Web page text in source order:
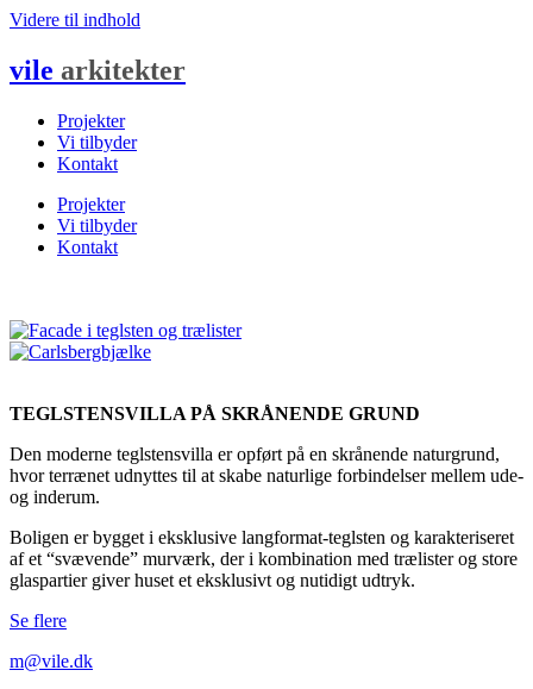
Videre til indhold
vile arkitekter
Projekter
Vi tilbyder
Kontakt
Projekter
Vi tilbyder
Kontakt
TEGLSTENSVILLA PÅ SKRÅNENDE GRUND
Den moderne teglstensvilla er opført på en skrånende naturgrund,
hvor terrænet udnyttes til at skabe naturlige forbindelser mellem ude-
og inderum.
Boligen er bygget i eksklusive langformat-teglsten og karakteriseret
af et “svævende” murværk, der i kombination med trælister og store
glaspartier giver huset et eksklusivt og nutidigt udtryk.
Se flere
m@vile.dk